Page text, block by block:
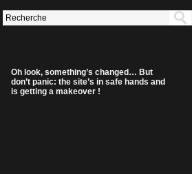
Oh look, something’s changed… But
don’t panic: the site’s in safe hands and
is getting a makeover !